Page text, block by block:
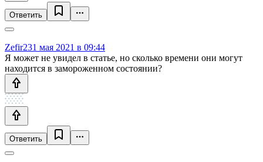
Ответить
Zefir231 мая 2021 в 09:44
Я может не увидел в статье, но сколько времени они могут
находится в замороженном состоянии?
Ответить